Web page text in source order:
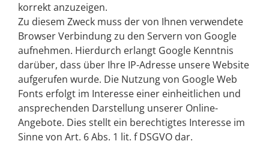
korrekt anzuzeigen.
Zu diesem Zweck muss der von Ihnen verwendete
Browser Verbindung zu den Servern von Google
aufnehmen. Hierdurch erlangt Google Kenntnis
darüber, dass über Ihre IP-Adresse unsere Website
aufgerufen wurde. Die Nutzung von Google Web
Fonts erfolgt im Interesse einer einheitlichen und
ansprechenden Darstellung unserer Online-
Angebote. Dies stellt ein berechtigtes Interesse im
Sinne von Art. 6 Abs. 1 lit. f DSGVO dar.